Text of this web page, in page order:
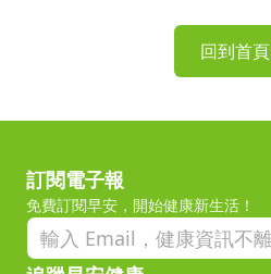
回到首頁
訂閱電子報
免費訂閱早安，開始健康新生活！